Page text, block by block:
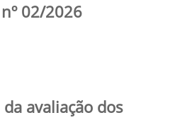
02/2026
avaliação dos